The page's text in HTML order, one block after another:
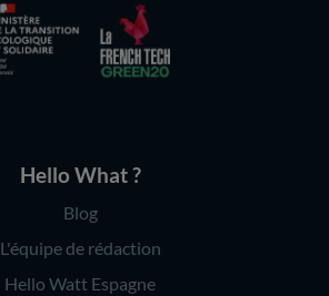
Hello What ?
Blog
L'équipe de rédaction
Hello Watt Espagne